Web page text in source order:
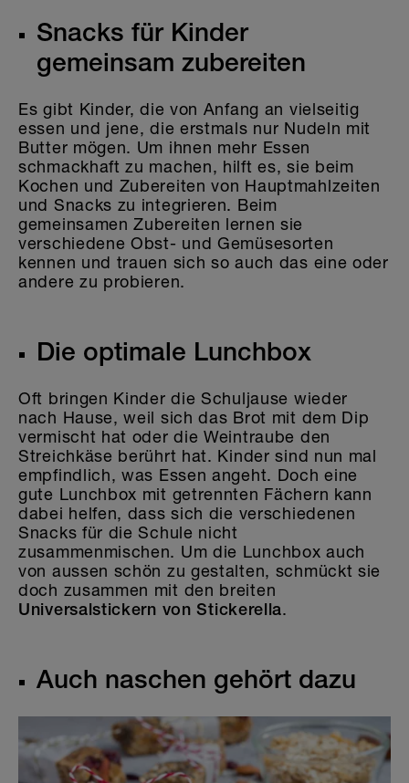
Snacks für Kinder
gemeinsam zubereiten
Es gibt Kinder, die von Anfang an vielseitig
essen und jene, die erstmals nur Nudeln mit
Butter mögen. Um ihnen mehr Essen
schmackhaft zu machen, hilft es, sie beim
Kochen und Zubereiten von Hauptmahlzeiten
und Snacks zu integrieren. Beim
gemeinsamen Zubereiten lernen sie
verschiedene Obst- und Gemüsesorten
kennen und trauen sich so auch das eine oder
andere zu probieren.
Die optimale Lunchbox
Oft bringen Kinder die Schuljause wieder
nach Hause, weil sich das Brot mit dem Dip
vermischt hat oder die Weintraube den
Streichkäse berührt hat. Kinder sind nun mal
empfindlich, was Essen angeht. Doch eine
gute Lunchbox mit getrennten Fächern kann
dabei helfen, dass sich die verschiedenen
Snacks für die Schule nicht
zusammenmischen. Um die Lunchbox auch
von aussen schön zu gestalten, schmückt sie
doch zusammen mit den breiten
Universalstickern von Stickerella.
Auch naschen gehört dazu